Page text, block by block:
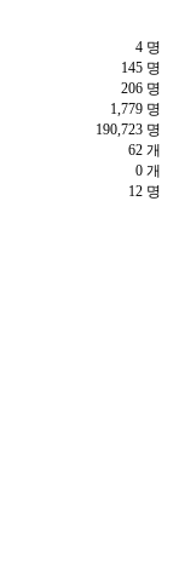
4 명
145 명
206 명
1,779 명
190,723 명
62 개
0 개
12 명